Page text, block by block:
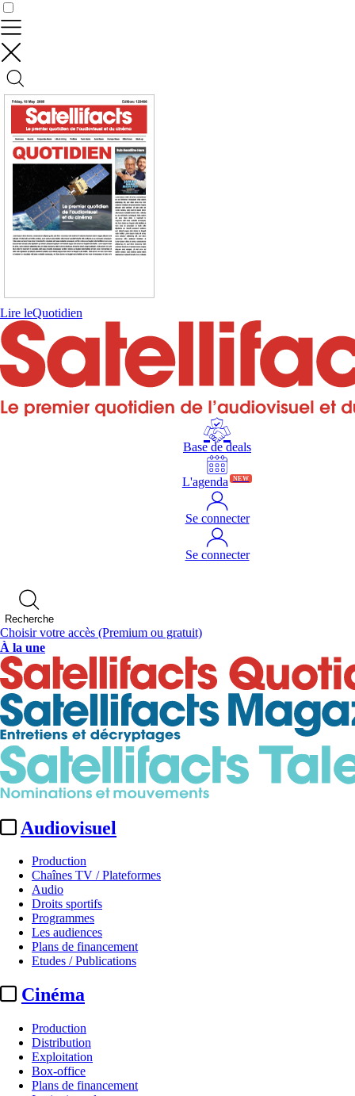
Lire leQuotidien
Base de deals
L'agenda NEW
Se connecter
Se connecter
Recherche
Choisir votre accès (Premium ou gratuit)
À la une
Audiovisuel
Production
Chaînes TV / Plateformes
Audio
Droits sportifs
Programmes
Les audiences
Plans de financement
Etudes / Publications
Cinéma
Production
Distribution
Exploitation
Box-office
Plans de financement
Contrôler vos données